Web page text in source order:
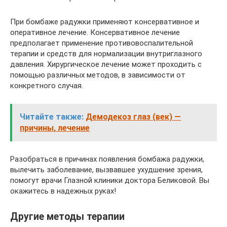
При бомбаже радужки применяют консервативное и
оперативное лечение. Консервативное лечение
предполагает применение противовоспалительной
терапии и средств для нормализации внутриглазного
давления. Хирургическое лечение может проходить с
помощью различных методов, в зависимости от
конкретного случая.
Читайте также: Демодекоз глаз (век) —
причины, лечение
Разобраться в причинах появления бомбажа радужки,
вылечить заболевание, вызвавшее ухудшение зрения,
помогут врачи Глазной клиники доктора Беликовой. Вы
окажитесь в надежных руках!
Другие методы терапии